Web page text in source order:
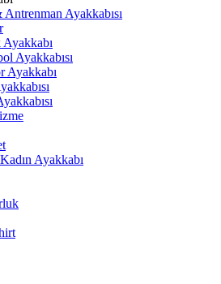
Ayakkabısı
Ayakkabısı
Ayakkabı
Ayakkabı